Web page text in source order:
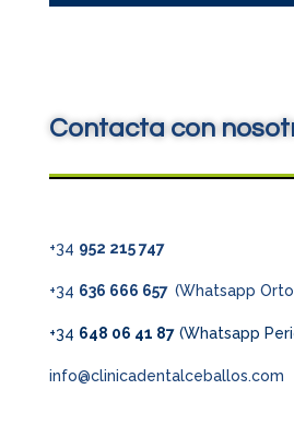
Contacta con
+34 952 215 747
+34 636 666 657 (Whatsapp
+34 648 06 41 87(Whatsapp
info@clinicadentalceballos.com